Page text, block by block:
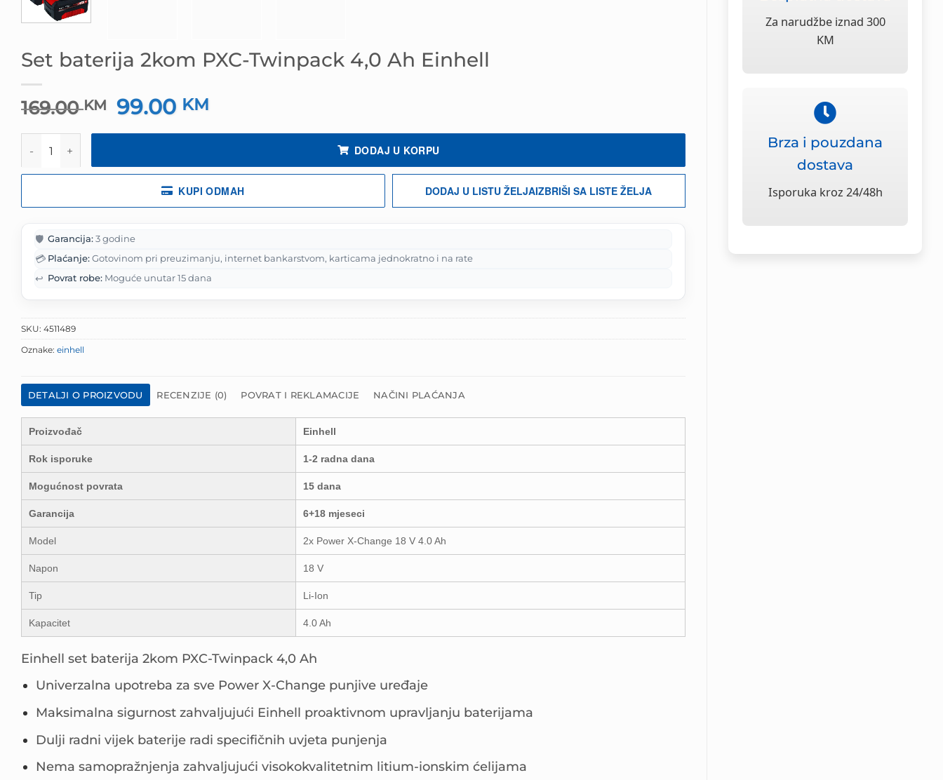
Za narudžbe iznad 300
KM
Brza i pouzdana
dostava
Isporuka kroz 24/48h
Set baterija 2kom PXC-Twinpack 4,0 Ah Einhell
169.00KM
Izvorna
cijena
bila
169.00 KM.
99.00 KM
je:
DODAJ U KORPU
KUPI ODMAH DODAJ U LISTU ŽELJAIZBRIŠI SA LISTE ŽELJA
🛡️ Garancija:3 godine
💳 Plaćanje:Gotovinom pri preuzimanju, internet bankarstvom, karticama jednokratno i na rate
↩️ Povrat robe: Moguće unutar 15 dana
SKU: 4511489
Oznake: einhell
DETALJI O PROIZVODU RECENZIJE (0) POVRAT I REKLAMACIJE NAČINI PLAĆANJA
Proizvođač Einhell
Rok isporuke 1-2 radna dana
Mogućnost povrata 15 dana
Garancija 6+18 mjeseci
Model 2x Power X-Change 18 V 4.0 Ah
Napon 18 V
Tip Li-Ion
Kapacitet 4.0 Ah
Einhell set baterija 2kom PXC-Twinpack 4,0 Ah
Univerzalna upotreba za sve Power X-Change punjive uređaje
Maksimalna sigurnost zahvaljujući Einhell proaktivnom upravljanju baterijama
Dulji radni vijek baterije radi specifičnih uvjeta punjenja
Nema samopražnjenja zahvaljujući visokokvalitetnim litium-ionskim ćelijama